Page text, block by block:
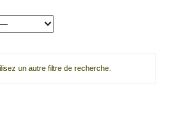
un autre filtre de recherche.